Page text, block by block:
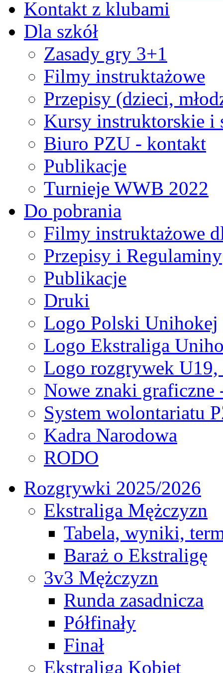
Kontakt z klubami
Dla szkół
Zasady gry 3+1
Filmy instruktażowe
Przepisy (dzieci,
Kursy instruktorskie i
Biuro PZU - kontakt
Publikacje
Turnieje WWB 2022
Do pobrania
Filmy instruktażowe
Przepisy i Regulaminy
Publikacje
Druki
Logo Polski Unihokej
Logo Ekstraliga
Logo rozgrywek
Nowe znaki graficzne
System wolontariatu
Kadra Narodowa
RODO
Rozgrywki 2025/2026
Ekstraliga Mężczyzn
Tabela, wyniki,
Baraż o Ekstraligę
3v3 Mężczyzn
Runda zasadnicza
Półfinały
Finał
Ekstraliga Kobiet